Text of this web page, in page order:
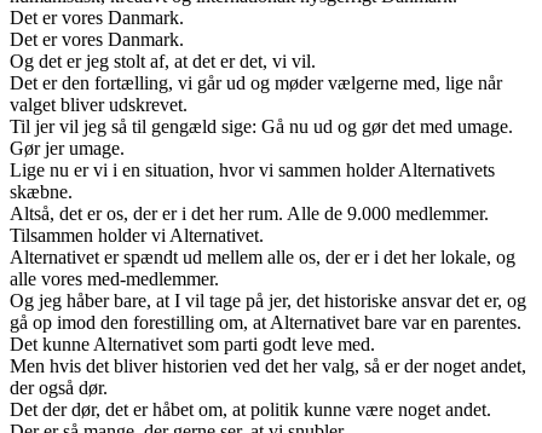
Det er vores Danmark.
Det er vores Danmark.
Og det er jeg stolt af, at det er det, vi vil.
Det er den fortælling, vi går ud og møder vælgerne med, lige når
valget bliver udskrevet.
Til jer vil jeg så til gengæld sige: Gå nu ud og gør det med umage.
Gør jer umage.
Lige nu er vi i en situation, hvor vi sammen holder Alternativets
skæbne.
Altså, det er os, der er i det her rum. Alle de 9.000 medlemmer.
Tilsammen holder vi Alternativet.
Alternativet er spændt ud mellem alle os, der er i det her lokale, og
alle vores med-medlemmer.
Og jeg håber bare, at I vil tage på jer, det historiske ansvar det er, og
gå op imod den forestilling om, at Alternativet bare var en parentes.
Det kunne Alternativet som parti godt leve med.
Men hvis det bliver historien ved det her valg, så er der noget andet,
der også dør.
Det der dør, det er håbet om, at politik kunne være noget andet.